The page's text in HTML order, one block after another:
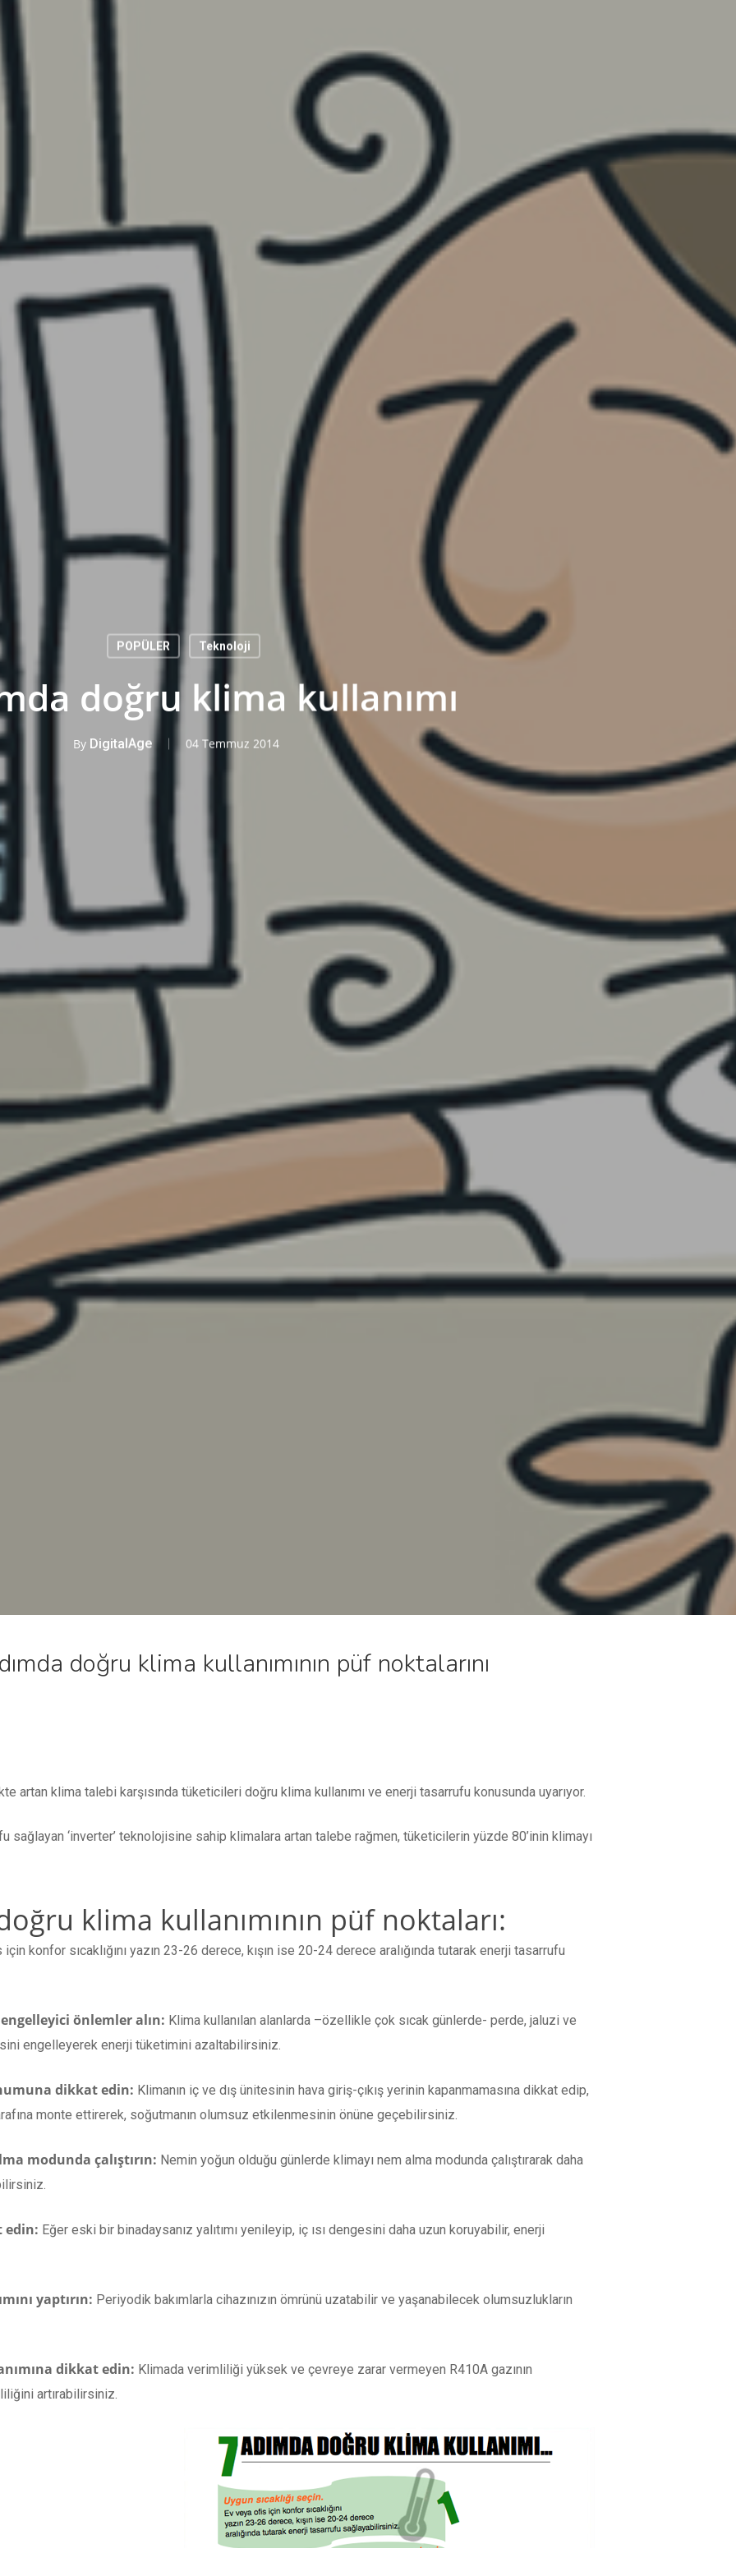
POPÜLER Teknoloji
doğru klima kullanımı
By DigitalAge 04 Temmuz 2014
doğru klima kullanımının püf noktalarını
artan klima talebi karşısında tüketicileri doğru klima kullanımı ve enerji tasarrufu konusunda uyarıyor.
sağlayan ‘inverter’ teknolojisine sahip klimalara artan talebe rağmen, tüketicilerin yüzde 80’inin klimayı
klima kullanımının püf noktaları:
konfor sıcaklığını yazın 23-26 derece, kışın ise 20-24 derece aralığında tutarak enerji tasarrufu
önlemler alın: Klima kullanılan alanlarda –özellikle çok sıcak günlerde- perde, jaluzi ve
engelleyerek enerji tüketimini azaltabilirsiniz.
dikkat edin: Klimanın iç ve dış ünitesinin hava giriş-çıkış yerinin kapanmamasına dikkat edip,
monte ettirerek, soğutmanın olumsuz etkilenmesinin önüne geçebilirsiniz.
modunda çalıştırın: Nemin yoğun olduğu günlerde klimayı nem alma modunda çalıştırarak daha
edin: Eğer eski bir binadaysanız yalıtımı yenileyip, iç ısı dengesini daha uzun koruyabilir, enerji
yaptırın: Periyodik bakımlarla cihazınızın ömrünü uzatabilir ve yaşanabilecek olumsuzlukların
dikkat edin: Klimada verimliliği yüksek ve çevreye zarar vermeyen R410A gazının
artırabilirsiniz.